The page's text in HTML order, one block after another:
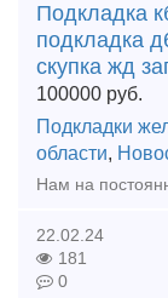
Подкладка
подкладка
скупка жд
100000 руб.
Подкладки
области,
22.02.24
181
0